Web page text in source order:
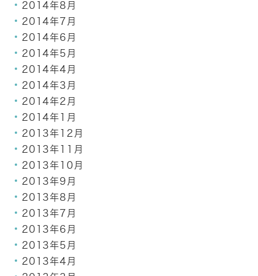
2014年8月
2014年7月
2014年6月
2014年5月
2014年4月
2014年3月
2014年2月
2014年1月
2013年12月
2013年11月
2013年10月
2013年9月
2013年8月
2013年7月
2013年6月
2013年5月
2013年4月